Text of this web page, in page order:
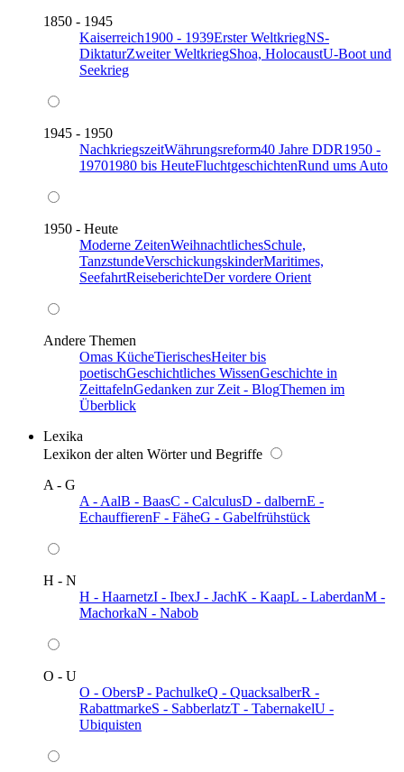
1850 - 1945
Kaiserreich1900 - 1939Erster WeltkriegNS-
DiktaturZweiter WeltkriegShoa, HolocaustU-Boot und
Seekrieg
1945 - 1950
NachkriegszeitWährungsreform40 Jahre DDR1950 -
19701980 bis HeuteFluchtgeschichtenRund ums Auto
1950 - Heute
Moderne ZeitenWeihnachtlichesSchule,
TanzstundeVerschickungskinderMaritimes,
SeefahrtReiseberichteDer vordere Orient
Andere Themen
Omas KücheTierischesHeiter bis
poetischGeschichtliches WissenGeschichte in
ZeittafelnGedanken zur Zeit - BlogThemen im
Überblick
Lexika
Lexikon der alten Wörter und Begriffe
A - G
A - AalB - BaasC - CalculusD - dalbernE -
EchauffierenF - FäheG - Gabelfrühstück
H - N
H - HaarnetzI - IbexJ - JachK - KaapL - LaberdanM -
MachorkaN - Nabob
O - U
O - ObersP - PachulkeQ - QuacksalberR -
RabattmarkeS - SabberlatzT - TabernakelU -
Ubiquisten